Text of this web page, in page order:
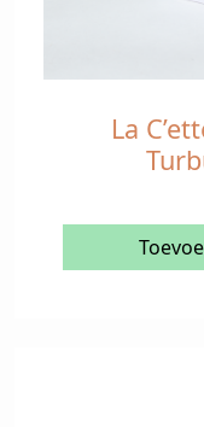
La